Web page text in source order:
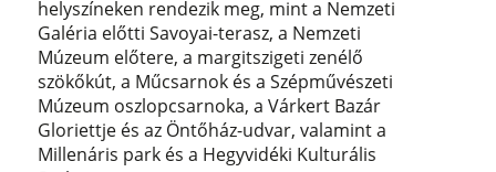
helyszíneken rendezik meg, mint a Nemzeti
Galéria előtti Savoyai-terasz, a Nemzeti
Múzeum előtere, a margitszigeti zenélő
szökőkút, a Műcsarnok és a Szépművészeti
Múzeum oszlopcsarnoka, a Várkert Bazár
Gloriettje és az Öntőház-udvar, valamint a
Millenáris park és a Hegyvidéki Kulturális